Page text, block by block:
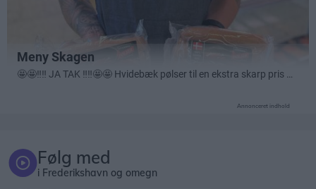
Annonceret indhold
Følg med
i Frederikshavn og omegn